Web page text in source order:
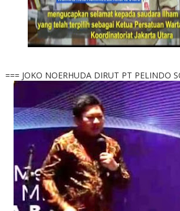
=== JOKO NOERHUDA DIRUT PT PELINDO